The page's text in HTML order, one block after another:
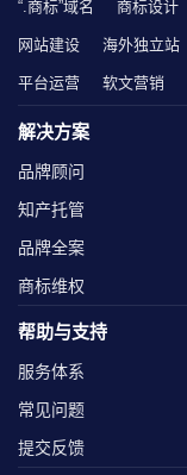
“.商标”域名 商标设计
网站建设 海外独立站
平台运营 软文营销
解决方案
品牌顾问
知产托管
品牌全案
商标维权
帮助与支持
服务体系
常见问题
提交反馈